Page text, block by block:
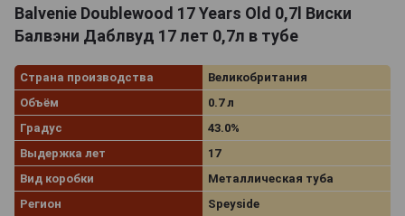
Balvenie Doublewood 17 Years Old 0,7l Виски
Балвэни Даблвуд 17 лет 0,7л в тубе
Страна производства
Великобритания
Объём
0.7 л
Градус
43.0%
Выдержка лет
17
Вид коробки
Металлическая туба
Регион
Speyside